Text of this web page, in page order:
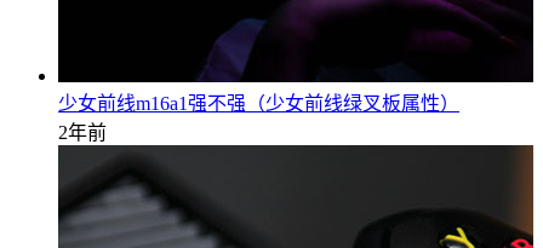
少女前线m16a1强不强（少女前线绿叉板属性）
2年前